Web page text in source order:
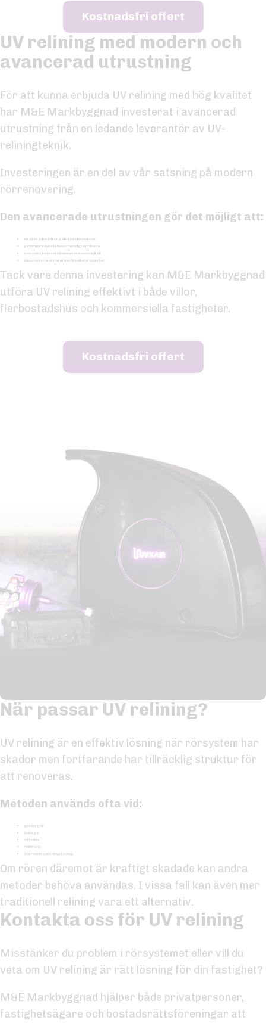
Kostnadsfri offert
UV relining med modern och
avancerad utrustning
För att kunna erbjuda UV relining med hög kvalitet
har M&E Markbyggnad investerat i avancerad
utrustning från en ledande leverantör av UV-
reliningteknik.
Investeringen är en del av vår satsning på modern
rörrenovering.
Den avancerade utrustningen gör det möjligt att:
installera liner i flera olika rördimensioner
genomföra installationer betydligt snabbare
övervaka hela installationsprocessen digitalt
dokumentera arbetet med kvalitetsrapporter
Tack vare denna investering kan M&E Markbyggnad
utföra UV relining effektivt i både villor,
flerbostadshus och kommersiella fastigheter.
Kostnadsfri offert
När passar UV relining?
UV relining är en effektiv lösning när rörsystem har
skador men fortfarande har tillräcklig struktur för
att renoveras.
Metoden används ofta vid:
sprickor i rör
läckage
korrosion
rotintrång
återkommande stopp i avlopp
Om rören däremot är kraftigt skadade kan andra
metoder behöva användas. I vissa fall kan även mer
traditionell relining vara ett alternativ.
Kontakta oss för UV relining
Misstänker du problem i rörsystemet eller vill du
veta om UV relining är rätt lösning för din fastighet?
M&E Markbyggnad hjälper både privatpersoner,
fastighetsägare och bostadsrättsföreningar att